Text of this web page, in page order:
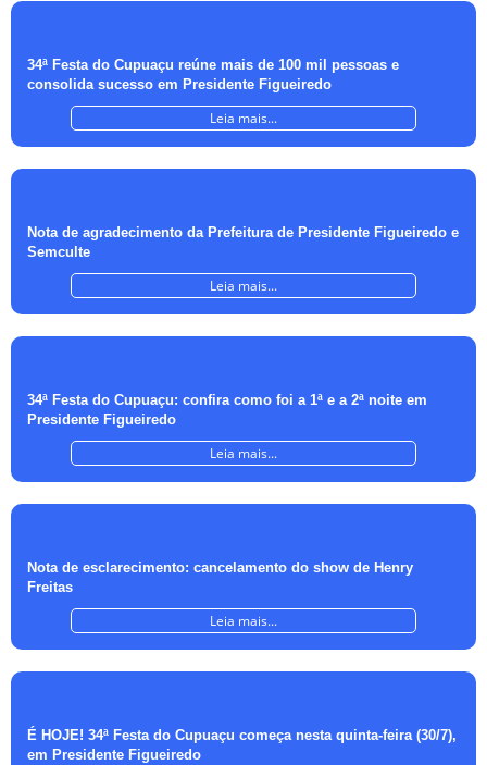
34ª Festa do Cupuaçu reúne mais de 100 mil pessoas e
consolida sucesso em Presidente Figueiredo
Leia mais...
Nota de agradecimento da Prefeitura de Presidente Figueiredo e
Semculte
Leia mais...
34ª Festa do Cupuaçu: confira como foi a 1ª e a 2ª noite em
Presidente Figueiredo
Leia mais...
Nota de esclarecimento: cancelamento do show de Henry
Freitas
Leia mais...
É HOJE! 34ª Festa do Cupuaçu começa nesta quinta-feira (30/7),
em Presidente Figueiredo